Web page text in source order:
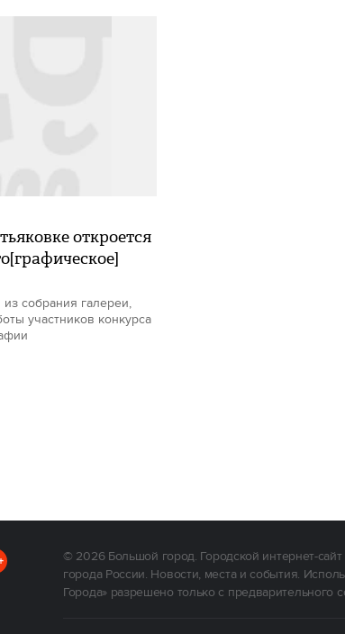
откроется
собрания галереи,
участников конкурса
© 2026Большой город. Городской интернет-
города России. Новости, места и события.
Города» разрешено только с предварительного